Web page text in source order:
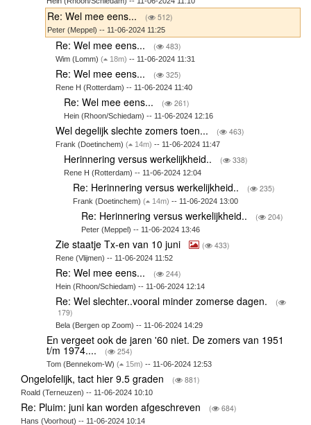
Re: Wel mee eens... ( 512)
Peter (Meppel) -- 11-06-2024 11:25
Re: Wel mee eens... ( 483)
Wim (Lomm) ( 18m) -- 11-06-2024 11:31
Re: Wel mee eens... ( 325)
Rene H (Rotterdam) -- 11-06-2024 11:40
Re: Wel mee eens... ( 261)
Hein (Rhoon/Schiedam) -- 11-06-2024 12:16
Wel degelijk slechte zomers toen... ( 463)
Frank (Doetinchem) ( 14m) -- 11-06-2024 11:47
Herinnering versus werkelijkheid.. ( 338)
Rene H (Rotterdam) -- 11-06-2024 12:04
Re: Herinnering versus werkelijkheid.. ( 235)
Frank (Doetinchem) ( 14m) -- 11-06-2024 13:00
Re: Herinnering versus werkelijkheid.. ( 204)
Peter (Meppel) -- 11-06-2024 13:46
Zie staatje Tx-en van 10 juni ( 433)
Rene (Vlijmen) -- 11-06-2024 11:52
Re: Wel mee eens... ( 244)
Hein (Rhoon/Schiedam) -- 11-06-2024 12:14
Re: Wel slechter..vooral minder zomerse dagen.
(
179)
Bela (Bergen op Zoom) -- 11-06-2024 14:29
En vergeet ook de jaren '60 niet. De zomers van 1951
t/m 1974.... ( 254)
Tom (Bennekom-W)( 15m) -- 11-06-2024 12:53
Ongelofelijk, tact hier 9.5 graden ( 881)
Roald (Terneuzen) -- 11-06-2024 10:10
Re: Pluim: juni kan worden afgeschreven ( 684)
Hans (Voorhout) -- 11-06-2024 10:14